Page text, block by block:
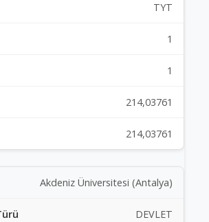
TYT
1
1
214,03761
214,03761
Akdeniz Üniversitesi (Antalya)
DEVLET